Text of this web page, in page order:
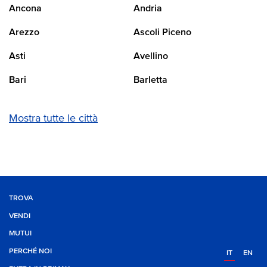
Ancona Andria
Arezzo Ascoli Piceno
Asti Avellino
Bari Barletta
Mostra tutte le città
TROVA
VENDI
MUTUI
PERCHÉ NOI IT EN